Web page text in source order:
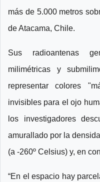
más de 5.000 metros
de Atacama, Chile.
Sus radioantenas
milimétricas y
representar colores
invisibles para el ojo
los investigadores
amurallado por la
(a -260º Celsius) y, en
“En el espacio hay